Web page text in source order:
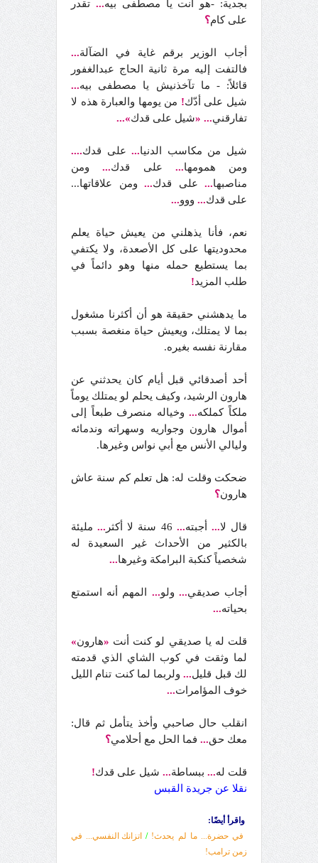
بجدية: -هو أنت يا مصطفى بيه... تقدر
على كام؟
أجاب الوزير برقم غاية في الضآلة...
فالتفت إليه مرة ثانية الحاج عبدالغفور
قائلاً: - ما تآخذنيش يا مصطفى بيه...
شيل على أدّك! من يومها والعبارة هذه لا
تفارقني...
«شيل على قدك»...
شيل من مكاسب الدنيا...على قدك....
ومن همومها... على قدك...ومن
مناصبها... على قدك... ومن علاقاتها...
على قدك... ووو...
نعم، فأنا يذهلني من يعيش حياة يعلم
محدوديتها على كل الأصعدة، ولا يكتفي
بما يستطيع حمله منها وهو دائماً في
طلب المزيد!
ما يدهشني حقيقة هو أن أكثرنا مشغول
بما لا يمتلك، ويعيش حياة منغصة بسبب
مقارنة نفسه بغيره.
أحد أصدقائي قبل أيام كان يحدثني عن
هارون الرشيد، وكيف يحلم لو يمتلك يوماً
ملكاً كملكه...وخياله منصرف طبعاً إلى
أموال هارون وجواريه وسهراته وندمائه
وليالي الأنس مع أبي نواس وغيرها.
ضحكت وقلت له: هل تعلم كم سنة عاش
هارون؟
قال لا... أجبته...
...مليئة
بالكثير من الأحداث غير السعيدة له
شخصياً كنكبة البرامكة وغيرها...
أجاب صديقي... ولو... المهم أنه استمتع
بحياته...
قلت له يا صديقي لو كنت أنت «هارون»
لما وثقت في كوب الشاي الذي قدمته
لك قبل قليل...ولربما لما كنت تنام الليل
خوف المؤامرات...
انقلب حال صاحبي وأخذ يتأمل ثم قال:
معك حق... فما الحل مع أحلامي؟
قلت له... ببساطة... شيل على قدك!
نقلا عن جريدة القبس
واقرأ أيضًا:
في حضرة... ما لم يحدث! / اتزانك النفسي... في
زمن ترامب!